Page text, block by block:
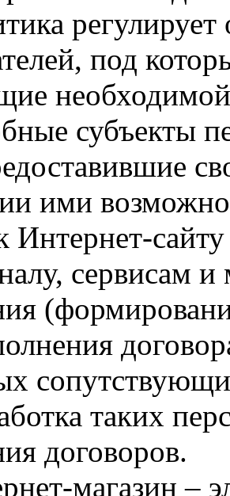
под
субъекты
ими
Интернет-
сервисам и
таких
договоров.
магазин –